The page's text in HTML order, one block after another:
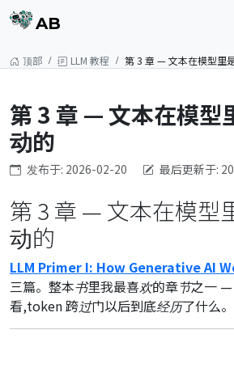
AB
顶部 LLM 教程 第 3 章 — 文本在模型里
第 3 章 — 文本在模型
动的
发布于: 2026-02-20 最后更新于:
第 3 章 — 文本在模型
动的
LLM Primer I: How Generative AI
三篇。整本书里我最喜欢的章节之一
看,token 跨过门以后到底经历了什么。